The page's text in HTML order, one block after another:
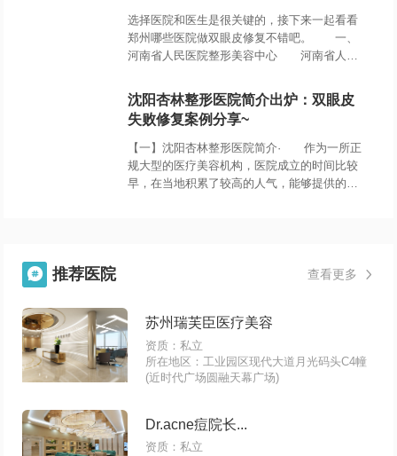
选择医院和医生是很关键的，接下来一起看看
郑州哪些医院做双眼皮修复不错吧。 一、
河南省人民医院整形美容中心 河南省人民
形外科以来受到了很多人的认可，而且口碑特
沈阳杏林整形医院简介出炉：双眼皮
失败修复案例分享~
【一】沈阳杏林整形医院简介· 作为一所正
规大型的医疗美容机构，医院成立的时间比较
早，在当地积累了较高的人气，能够提供的诊
 推荐医院 查看更多 
苏州瑞芙臣医疗美容
资质：私立
所在地区：工业园区现代大道月光码头C4幢
(近时代广场圆融天幕广场)
Dr.acne痘院长...
资质：私立